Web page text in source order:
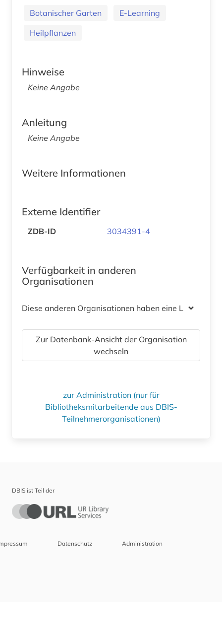
Botanischer Garten
E-Learning
Heilpflanzen
Hinweise
Keine Angabe
Anleitung
Keine Angabe
Weitere Informationen
Externe Identifier
ZDB-ID 3034391-4
Verfügbarkeit in anderen
Organisationen
Diese anderen Organisationen haben eine Lizenz
Zur Datenbank-Ansicht der Organisation
wechseln
zur Administration (nur für
Bibliotheksmitarbeitende aus DBIS-
Teilnehmerorganisationen)
DBIS ist Teil der
Datenschutz Administration